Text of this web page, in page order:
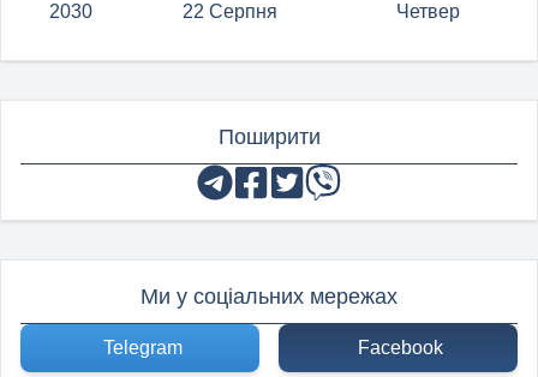
2030 22 Серпня Четвер
Поширити
Ми у соціальних мережах
Telegram Facebook